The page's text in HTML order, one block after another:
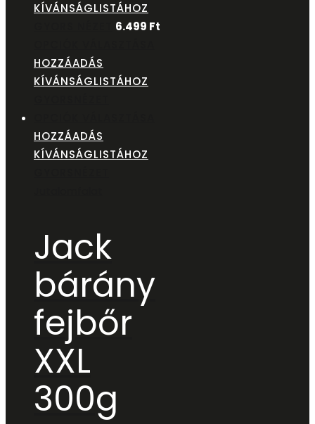
KÍVÁNSÁGLISTÁHOZ
6.499 Ft
HOZZÁADÁS
KÍVÁNSÁGLISTÁHOZ
HOZZÁADÁS
KÍVÁNSÁGLISTÁHOZ
Jack
bárány
fejbőr
XXL
300g